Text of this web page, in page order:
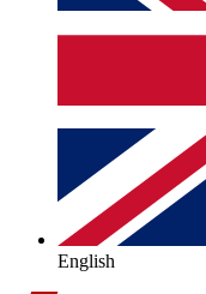
English